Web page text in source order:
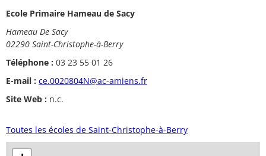
Ecole Primaire Hameau de Sacy
Hameau De Sacy
02290 Saint-Christophe-à-Berry
Téléphone : 03 23 55 01 26
E-mail : ce.0020804N@ac-amiens.fr
Site Web : n.c.
Toutes les écoles de Saint-Christophe-à-Berry